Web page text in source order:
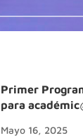
Primer
para
Mayo 16, 2025